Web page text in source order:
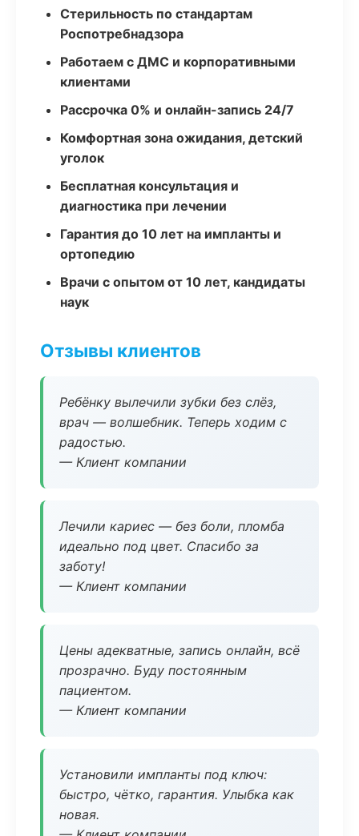
Стерильность по стандартам
Роспотребнадзора
Работаем с ДМС и корпоративными
клиентами
Рассрочка 0% и онлайн-запись 24/7
Комфортная зона ожидания, детский
уголок
Бесплатная консультация и
диагностика при лечении
Гарантия до 10 лет на импланты и
ортопедию
Врачи с опытом от 10 лет, кандидаты
наук
Отзывы клиентов
Ребёнку вылечили зубки без слёз,
врач — волшебник. Теперь ходим с
радостью.
— Клиент компании
Лечили кариес — без боли, пломба
идеально под цвет. Спасибо за
заботу!
— Клиент компании
Цены адекватные, запись онлайн, всё
прозрачно. Буду постоянным
пациентом.
— Клиент компании
Установили импланты под ключ:
быстро, чётко, гарантия. Улыбка как
новая.